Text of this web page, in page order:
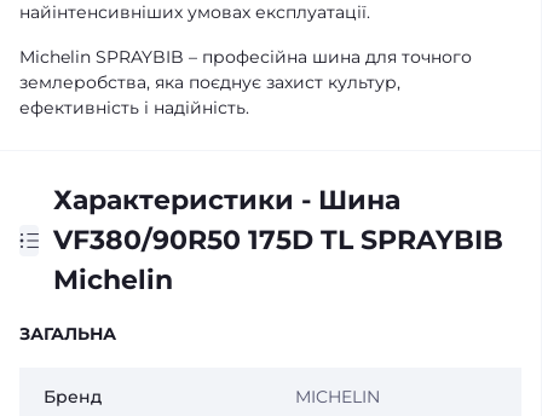
найінтенсивніших умовах експлуатації.
Michelin SPRAYBIB – професійна шина для точного
землеробства, яка поєднує захист культур,
ефективність і надійність.
Характеристики - Шина
VF380/90R50 175D TL SPRAYBIB
Michelin
ЗАГАЛЬНА
Бренд MICHELIN